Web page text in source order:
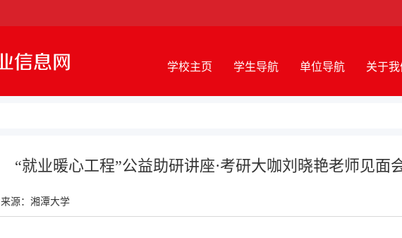
学校主页 学生导航 单位导航 关于我
“就业暖心工程”公益助研讲座·考研大咖刘晓艳老师见面
来源：湘潭大学